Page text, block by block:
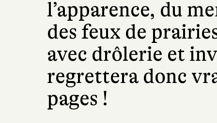
l’apparence, du
des feux de
avec drôlerie et
regrettera donc
pages !